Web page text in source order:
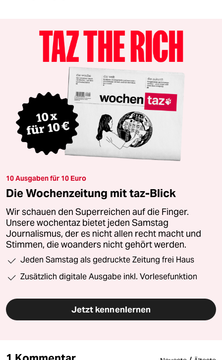
10 Ausgaben für 10 Euro
Die Wochenzeitung mit taz-Blick
Wir schauen den Superreichen auf die Finger.
Unsere wochentaz bietet jeden Samstag
Journalismus, der es nicht allen recht macht und
Stimmen, die woanders nicht gehört werden.
Jeden Samstag als gedruckte Zeitung frei Haus
Zusätzlich digitale Ausgabe inkl. Vorlesefunktion
Jetzt kennenlernen